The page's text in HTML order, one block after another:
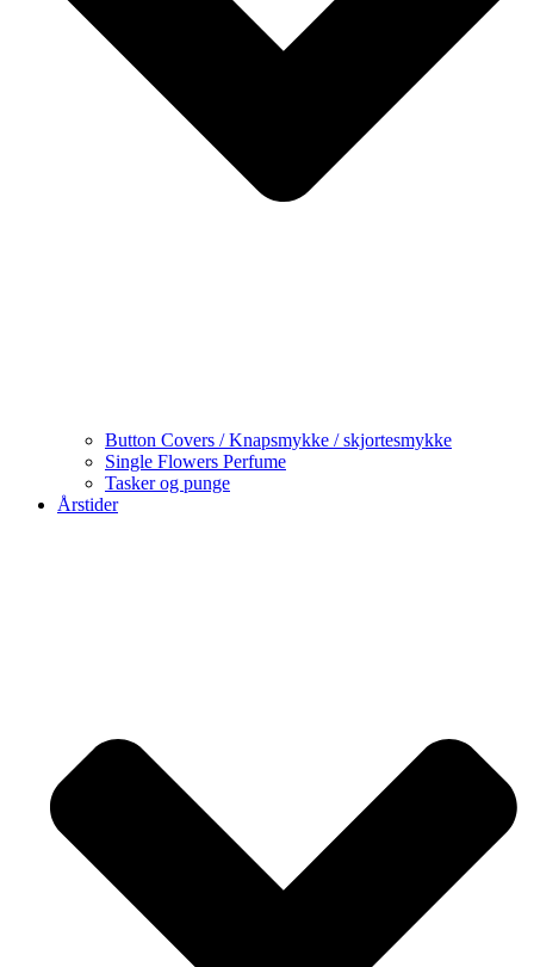
Button Covers / Knapsmykke / skjortesmykke
Single Flowers Perfume
Tasker og punge
Årstider